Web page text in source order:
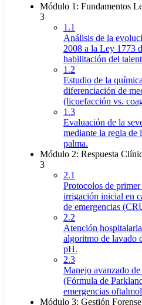
Módulo 1: Fundamentos
3
1.1
Análisis de la
2008 a la Ley 1773
habilitación del
1.2
Estudio de la
diferenciación de
(licuefacción vs.
1.3
Evaluación de la
mediante la regla de
palma.
Módulo 2: Respuesta
3
2.1
Protocolos de
irrigación inicial en
de emergencias
2.2
Atención
algoritmo de lavado
pH.
2.3
Manejo avanzado
(Fórmula de
emergencias
Módulo 3: Gestión